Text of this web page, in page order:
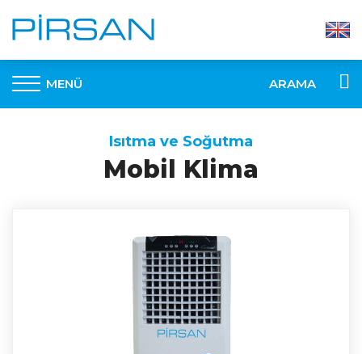
MENÜ ARAMA
Isıtma ve Soğutma
Mobil Klima